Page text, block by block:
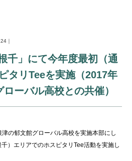
｜
千」にて今年度最初（通
タリTeeを実施（2017年
ーバル高校との共催）
の郁文館グローバル高校を実施本部にし
）エリアでのホスピタリTee活動を実施し